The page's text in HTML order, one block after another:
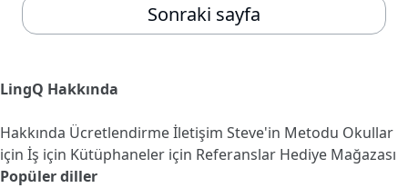
Sonraki sayfa
LingQ Hakkında
Hakkında Ücretlendirmeİletişim Steve'in Metodu Okullar
için İş için Kütüphaneler için Referanslar Hediye Mağazası
Popüler diller